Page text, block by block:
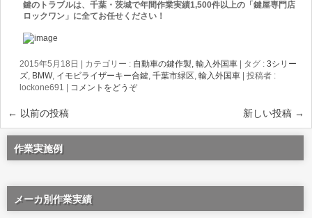
鍵のトラブルは、千葉・茨城で年間作業実績1,500件以上の「鍵屋専門店
ロックワン」に全てお任せください！
2015年5月18日 カテゴリー : 自動車の鍵作製, 輸入外国車 タグ :3シリー
ズ
BMW イモビライザーキー合鍵 ,千葉市緑区 ,輸入外国車 |投稿者 :
lockone691
コメントをどうぞ
← 以前の投稿 新しい投稿 →
作業実施例
メーカ別作業実績